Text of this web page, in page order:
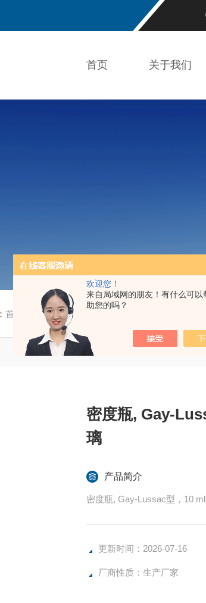
欢迎您！
来自局域网的朋友！有什么可以
助您的吗？
首页 关于我们
首页 产品中心/ / / 密度瓶, Gay-
密度瓶, Gay-
璃
产品简介
密度瓶, Gay-Lussac型，10
更新时间：2026-07-16
厂商性质：生产厂家